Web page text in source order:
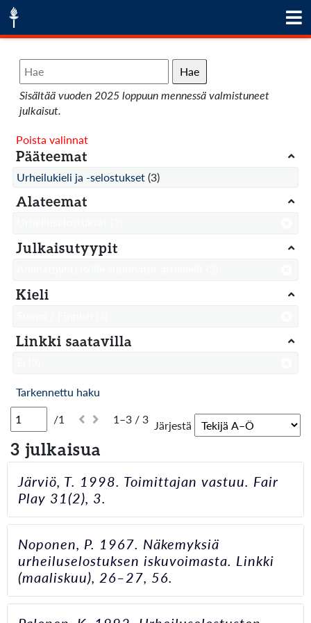
Hae
Sisältää vuoden 2025 loppuun mennessä valmistuneet
julkaisut.
/1 1–3 / 3 Järjestä
3 julkaisua
Järviö, T. 1998. Toimittajan vastuu. Fair
Play 31(2), 3.
Noponen, P. 1967. Näkemyksiä
urheiluselostuksen iskuvoimasta. Linkki
(maaliskuu), 26–27, 56.
Poista valinnat
Pääteemat
Urheilukieli ja -selostukset (3)
Alateemat
Julkaisutyypit
Kieli
Linkki saatavilla
Tarkennettu haku